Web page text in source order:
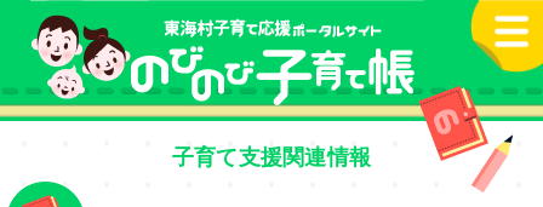
本文へ
子育て支援関連情報